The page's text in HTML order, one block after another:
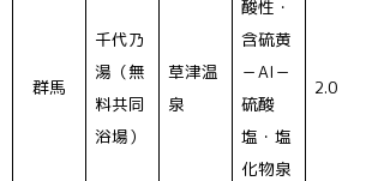
群馬
千代乃
湯（無
料共同
浴場）
草津温
泉
酸性・
含硫黄
－Al－
硫酸
塩・塩
化物泉
2.0